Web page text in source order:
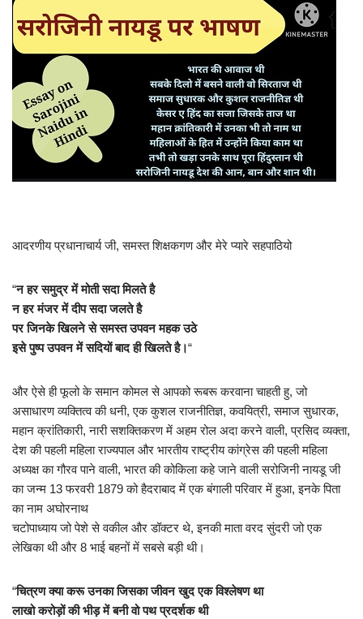
आदरणीय प्रधानाचार्य जी, समस्त शिक्षकगण और मेरे प्यारे सहपाठियो
“न हर समुद्र में मोती सदा मिलते है
न हर मंजर में दीप सदा जलते है
पर जिनके खिलने से समस्त उपवन महक उठे
इसे पुष्प उपवन में सदियों बाद ही खिलते है।“
और ऐसे ही फूलो के समान कोमल से आपको रूबरू करवाना चाहती हु, जो
असाधारण व्यक्तित्व की धनी, एक कुशल राजनीतिज्ञ, कवयित्री, समाज सुधारक,
महान क्रांतिकारी, नारी सशक्तिकरण में अहम रोल अदा करने वाली, प्रसिद व्यक्ता,
देश की पहली महिला राज्यपाल और भारतीय राष्ट्रीय कांग्रेस की पहली महिला
अध्यक्ष का गौरव पाने वाली, भारत की कोकिला कहे जाने वाली सरोजिनी नायडू जी
का जन्म 13 फरवरी 1879 को हैदराबाद में एक बंगाली परिवार में हुआ, इनके पिता
का नाम अघोरनाथ
चटोपाध्याय जो पेशे से वकील और डॉक्टर थे, इनकी माता वरद सुंदरी जो एक
लेखिका थी और 8 भाई बहनों में सबसे बड़ी थी।
“चित्रण क्या करू उनका जिसका जीवन खुद एक विश्लेषण था
लाखो करोड़ों की भीड़ में बनी वो पथ प्रदर्शक थी